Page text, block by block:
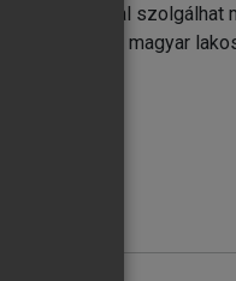
információval szolgálhat
s kiváncsi a magyar